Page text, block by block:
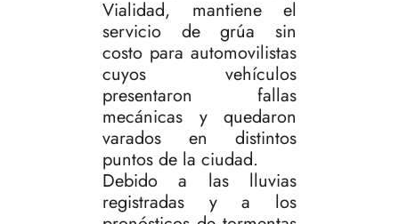
Vialidad, mantiene el
servicio de grúa sin
costo para automovilistas
cuyos vehículos
presentaron fallas
mecánicas y quedaron
varados en distintos
puntos de la ciudad.
Debido a las lluvias
registradas y a los